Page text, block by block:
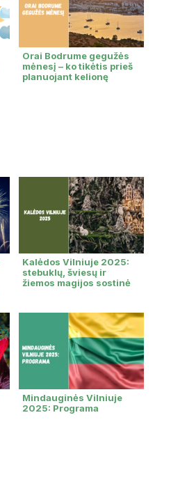
Orai Bodrume gegužės
mėnesį – ko tikėtis prieš
planuojant kelionę
Kalėdos Vilniuje 2025:
stebuklų, šviesų ir
žiemos magijos sostinė
Mindauginės Vilniuje
2025: Programa